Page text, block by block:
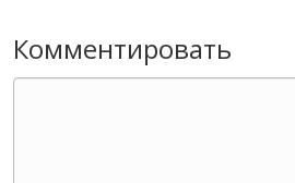
Комментировать